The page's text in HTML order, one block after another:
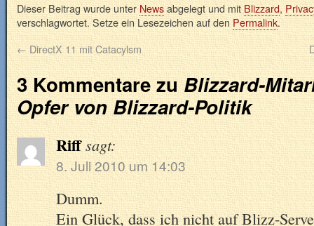
Dieser Beitrag wurde unter Newsabgelegt und mitBlizzard,
verschlagwortet. Setze ein Lesezeichen auf denPermalink.
← DirectX 11 mit Catacylsm
3 Kommentare zuBlizzard-
Opfer von Blizzard-Politik
Riff sagt:
8. Juli 2010 um 14:03
Dumm.
Ein Glück, dass ich nicht auf Blizz-